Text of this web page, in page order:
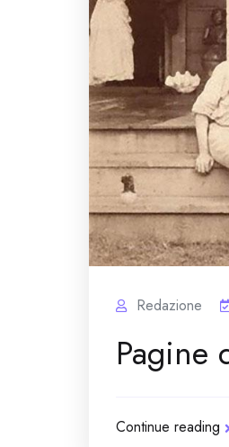
Redazione
Pagine
Continue reading